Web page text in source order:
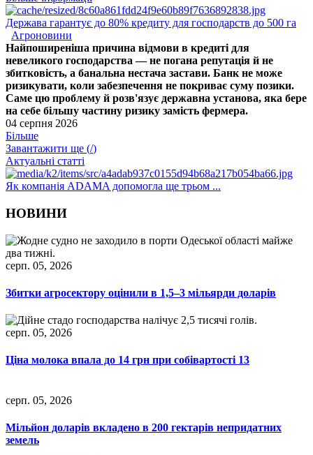
Держава гарантує до 80% кредиту для господарств до 500 га
Агроновини
Найпоширеніша причина відмови в кредиті для
невеликого господарства — не погана репутація й не
збитковість, а банальна нестача застави. Банк не може
ризикувати, коли забезпечення не покриває суму позики.
Саме цю проблему й розв'язує державна установа, яка бере
на себе більшу частину ризику замість фермера.
04 серпня 2026
Більше
Завантажити ще (/)
Актуальні статті
Як компанія ADAMA допомогла ще трьом ...
НОВИНИ
серп. 05, 2026
Збитки агросектору оцінили в 1,5–3 мільярди доларів
серп. 05, 2026
Ціна молока впала до 14 грн при собівартості 13
серп. 05, 2026
Мільйон доларів вкладено в 200 гектарів непридатних
земель